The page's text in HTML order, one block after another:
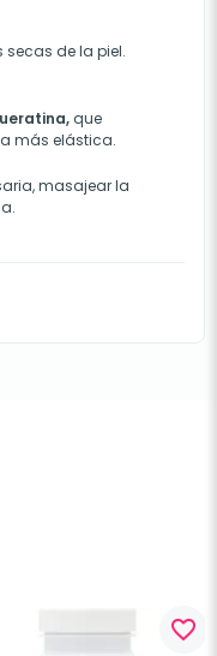
secas de la piel.
que
más elástica.
masajear la
favorite_border